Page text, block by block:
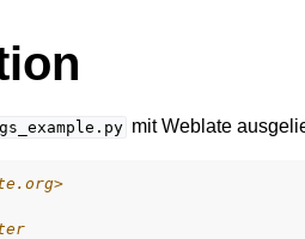
mit Weblate